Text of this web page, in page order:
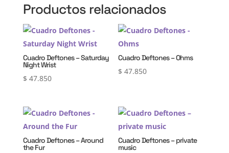
Productos relacionados
Cuadro Deftones – Saturday
Night Wrist
$ 47.850
Cuadro Deftones – Ohms
$ 47.850
Cuadro Deftones – Around
the Fur
Cuadro Deftones – private
music